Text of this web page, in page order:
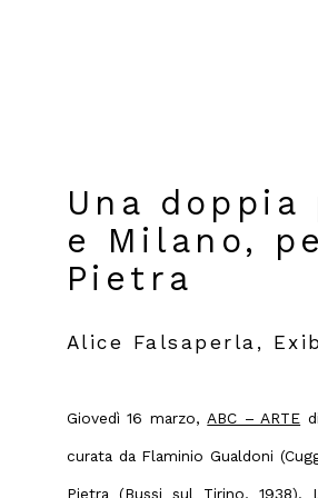
Una doppia
e Milano,
Pietra
Alice Falsaperla,
Giovedì 16 marzo, ABC – ARTE
curata da Flaminio Gualdoni
Pietra (Bussi sul Tirino, 1938).